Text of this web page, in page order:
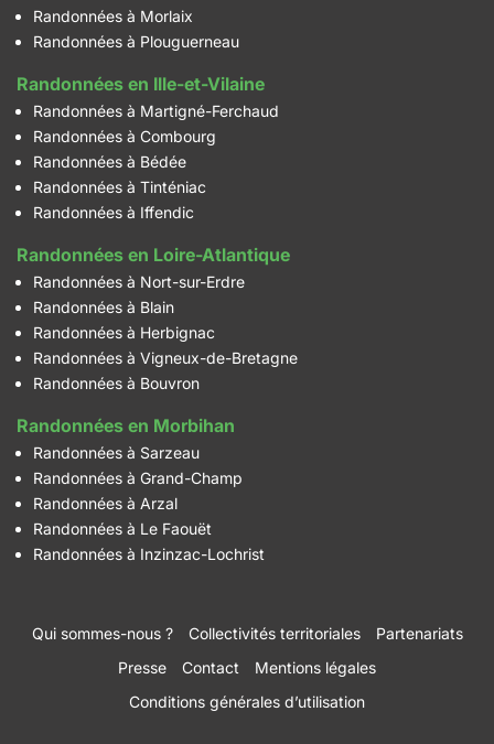
Randonnées à Morlaix
Randonnées à Plouguerneau
Randonnées en Ille-et-Vilaine
Randonnées à Martigné-Ferchaud
Randonnées à Combourg
Randonnées à Bédée
Randonnées à Tinténiac
Randonnées à Iffendic
Randonnées en Loire-Atlantique
Randonnées à Nort-sur-Erdre
Randonnées à Blain
Randonnées à Herbignac
Randonnées à Vigneux-de-Bretagne
Randonnées à Bouvron
Randonnées en Morbihan
Randonnées à Sarzeau
Randonnées à Grand-Champ
Randonnées à Arzal
Randonnées à Le Faouët
Randonnées à Inzinzac-Lochrist
Qui sommes-nous ? Collectivités territoriales
Partenariats
Presse
Contact
Mentions légales
Conditions générales d’utilisation